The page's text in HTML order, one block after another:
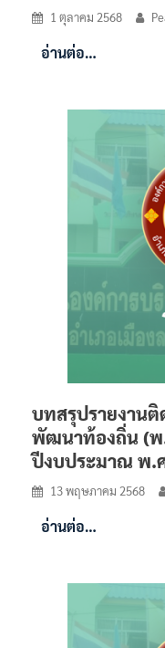
1 ตุลาคม 2568
อ่านต่อ…
บทสรุปรายงาน
พัฒนาท้องถิ่น (พ
ปีงบประมาณ พ.
13 พฤษภาคม 2568
อ่านต่อ…